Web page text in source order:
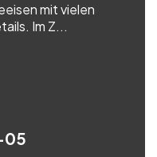
mit vielen
Im Z...
05